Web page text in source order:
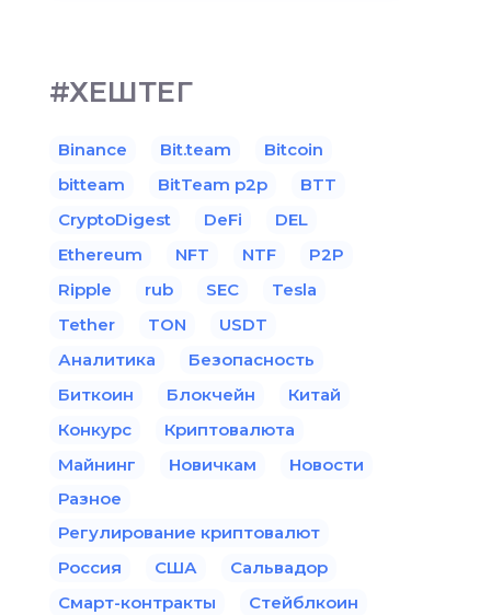
#ХЕШТЕГ
Binance Bit.team
Bitcoin
bitteam
BitTeam p2p
BTT
CryptoDigest
DeFi
DEL
Ethereum
NFT NTF
P2P
Ripple
rub SEC
Tesla
Tether
TON
USDT
Аналитика
Безопасность
Биткоин
Блокчейн
Китай
Конкурс
Криптовалюта
Майнинг
Новичкам
Новости
Разное
Регулирование криптовалют
Россия
США
Сальвадор
Смарт-контракты
Стейблкоин